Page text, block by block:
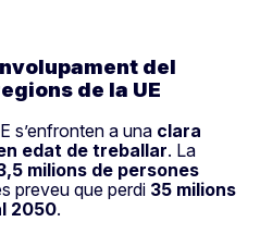
del
de la UE
s’enfronten a una clara
edat de treballar. La
milions de persones
preveu que perdi 35 milions
2050.